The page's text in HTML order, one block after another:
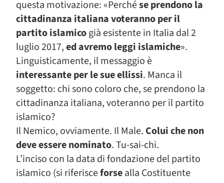
questa motivazione: «Perchése prendono la
cittadinanza italiana voteranno per il
partito islamicogià esistente in Italia dal 2
luglio 2017,ed avremo leggi islamiche».
Linguisticamente, il messaggio è
interessante per le sue ellissi. Manca il
soggetto: chi sono coloro che, se prendono la
cittadinanza italiana, voteranno per il partito
islamico?
Il Nemico, ovviamente. Il Male. Colui che non
deve essere nominato. Tu-sai-chi.
L’inciso con la data di fondazione del partito
islamico (si riferisceforsealla Costituente